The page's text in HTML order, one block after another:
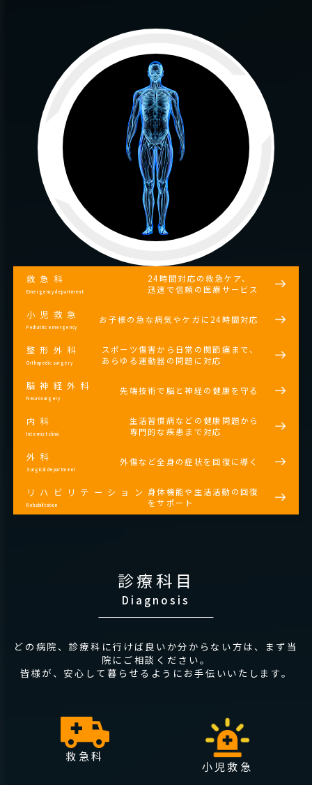
救急科
Emergency department
24時間対応の救急ケア、
迅速で信頼の医療サービス
小児救急
Pediatric emergency
お子様の急な病気やケガに24時間対応
整形外科
Orthopedic surgery
スポーツ傷害から日常の関節痛まで、
あらゆる運動器の問題に対応
脳神経外科
Neurosurgery
先端技術で脳と神経の健康を守る
内科
Internist clinic
生活習慣病などの健康問題から
専門的な疾患まで対応
外科
Surgical department
外傷など全身の症状を回復に導く
リハビリテーション
Rehabilitation
身体機能や生活活動の回復
をサポート
診療科目
Diagnosis
どの病院、診療科に行けば良いか分からない方は、まず当
院にご相談ください。
皆様が、安心して暮らせるようにお手伝いいたします。
救急科
小児救急